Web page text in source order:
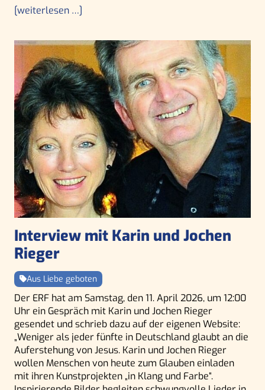
[weiterlesen …]
Interview mit Karin und Jochen
Rieger
Aus Liebe geboten
Der ERF hat am Samstag, den 11. April 2026, um 12:00
Uhr ein Gespräch mit Karin und Jochen Rieger
gesendet und schrieb dazu auf der eigenen Website:
„Weniger als jeder fünfte in Deutschland glaubt an die
Auferstehung von Jesus. Karin und Jochen Rieger
wollen Menschen von heute zum Glauben einladen
mit ihren Kunstprojekten „in Klang und Farbe“.